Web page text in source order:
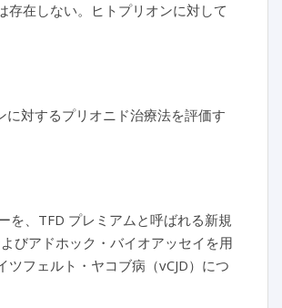
在しない。ヒトプリオンに対して
対するプリオニド治療法を評価す
を、TFD プレミアムと呼ばれる新規
びアドホック・バイオアッセイを用
フェルト・ヤコブ病（vCJD）につ